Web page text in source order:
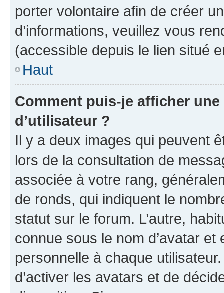
porter volontaire afin de créer
d’informations, veuillez vous
(accessible depuis le lien situé
Haut
Comment puis-je afficher
d’utilisateur ?
Il y a deux images qui peuvent
lors de la consultation de
associée à votre rang,
de ronds, qui indiquent le
statut sur le forum. L’autre,
connue sous le nom d’avatar
personnelle à chaque
d’activer les avatars et de